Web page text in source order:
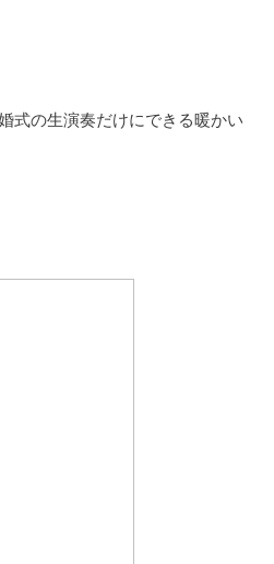
式の生演奏だけにできる暖かい